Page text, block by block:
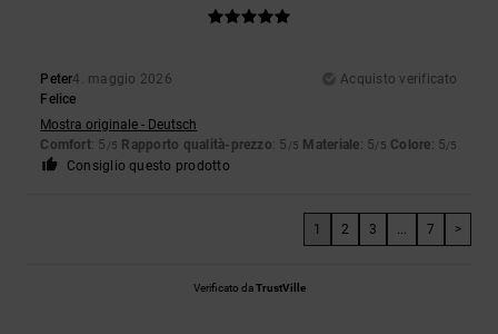
Peter4. maggio 2026
Acquisto verificato
Felice
Mostra originale - Deutsch
Comfort: 5 /5 Rapporto qualità-prezzo: 5 /5 Materiale: 5/5 Colore: 5/5
Consiglio questo prodotto
1 2 3 7 >
Verificato daTrustVille